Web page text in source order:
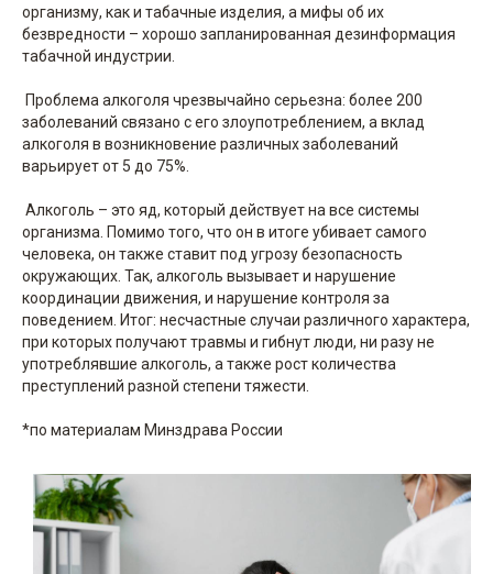
организму, как и табачные изделия, а мифы об их
безвредности – хорошо запланированная дезинформация
табачной индустрии.
Проблема алкоголя чрезвычайно серьезна: более 200
заболеваний связано с его злоупотреблением, а вклад
алкоголя в возникновение различных заболеваний
варьирует от 5 до 75%.
Алкоголь – это яд, который действует на все системы
организма. Помимо того, что он в итоге убивает самого
человека, он также ставит под угрозу безопасность
окружающих. Так, алкоголь вызывает и нарушение
координации движения, и нарушение контроля за
поведением. Итог: несчастные случаи различного характера,
при которых получают травмы и гибнут люди, ни разу не
употреблявшие алкоголь, а также рост количества
преступлений разной степени тяжести.
*по материалам Минздрава России